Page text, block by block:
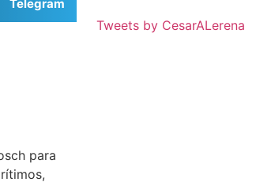
Telegram
para
Tweets by CesarALerena